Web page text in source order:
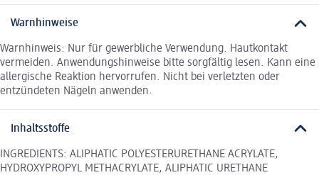
Warnhinweise
Warnhinweis: Nur für gewerbliche Verwendung. Hautkontakt
vermeiden. Anwendungshinweise bitte sorgfältig lesen. Kann eine
allergische Reaktion hervorrufen. Nicht bei verletzten oder
entzündeten Nägeln anwenden.
Inhaltsstoffe
INGREDIENTS: ALIPHATIC POLYESTERURETHANE ACRYLATE,
HYDROXYPROPYL METHACRYLATE, ALIPHATIC URETHANE